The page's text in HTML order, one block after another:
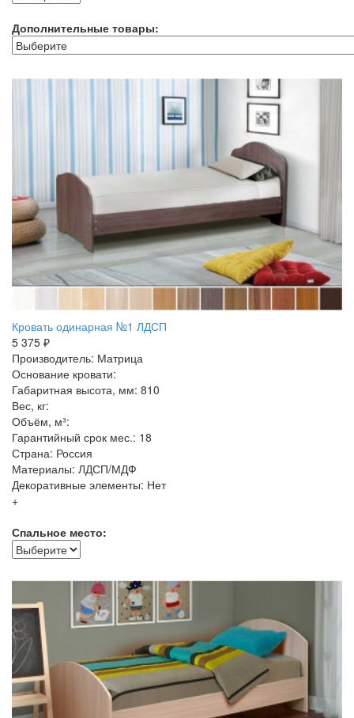
Дополнительные товары:
Кровать одинарная №1 ЛДСП
5 375 ₽
Производитель: Матрица
Основание кровати:
Габаритная высота, мм: 810
Вес, кг:
Объём, м³:
Гарантийный срок мес.: 18
Страна: Россия
Материалы: ЛДСП/МДФ
Декоративные элементы: Нет
+
Спальное место: